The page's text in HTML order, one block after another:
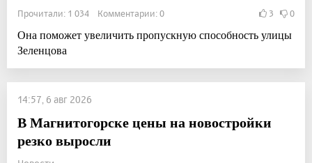
Прочитали: 1 034 Комментарии: 0 3 0
Она поможет увеличить пропускную способность улицы
Зеленцова
14:57, 6 авг 2026
В Магнитогорске цены на новостройки
резко выросли